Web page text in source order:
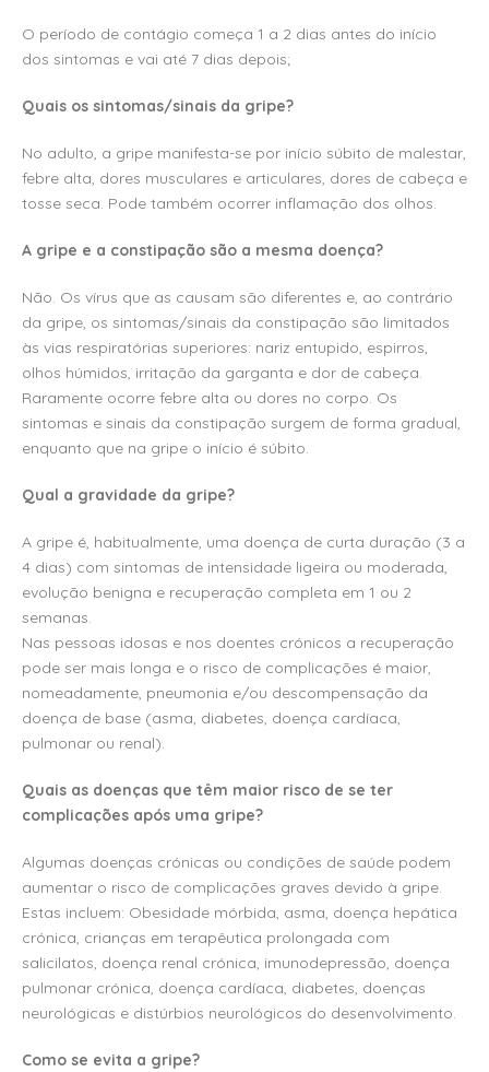
O período de contágio começa 1 a 2 dias antes do início
dos sintomas e vai até 7 dias depois;
Quais os sintomas/sinais da gripe?
No adulto, a gripe manifesta-se por início súbito de malestar,
febre alta, dores musculares e articulares, dores de cabeça e
tosse seca. Pode também ocorrer inflamação dos olhos.
A gripe e a constipação são a mesma doença?
Não. Os vírus que as causam são diferentes e, ao contrário
da gripe, os sintomas/sinais da constipação são limitados
às vias respiratórias superiores: nariz entupido, espirros,
olhos húmidos, irritação da garganta e dor de cabeça.
Raramente ocorre febre alta ou dores no corpo. Os
sintomas e sinais da constipação surgem de forma gradual,
enquanto que na gripe o início é súbito.
Qual a gravidade da gripe?
A gripe é, habitualmente, uma doença de curta duração (3 a
4 dias) com sintomas de intensidade ligeira ou moderada,
evolução benigna e recuperação completa em 1 ou 2
semanas.
Nas pessoas idosas e nos doentes crónicos a recuperação
pode ser mais longa e o risco de complicações é maior,
nomeadamente, pneumonia e/ou descompensação da
doença de base (asma, diabetes, doença cardíaca,
pulmonar ou renal).
Quais as doenças que têm maior risco de se ter
complicações após uma gripe?
Algumas doenças crónicas ou condições de saúde podem
aumentar o risco de complicações graves devido à gripe.
Estas incluem: Obesidade mórbida, asma, doença hepática
crónica, crianças em terapêutica prolongada com
salicilatos, doença renal crónica, imunodepressão, doença
pulmonar crónica, doença cardíaca, diabetes, doenças
neurológicas e distúrbios neurológicos do desenvolvimento.
Como se evita a gripe?